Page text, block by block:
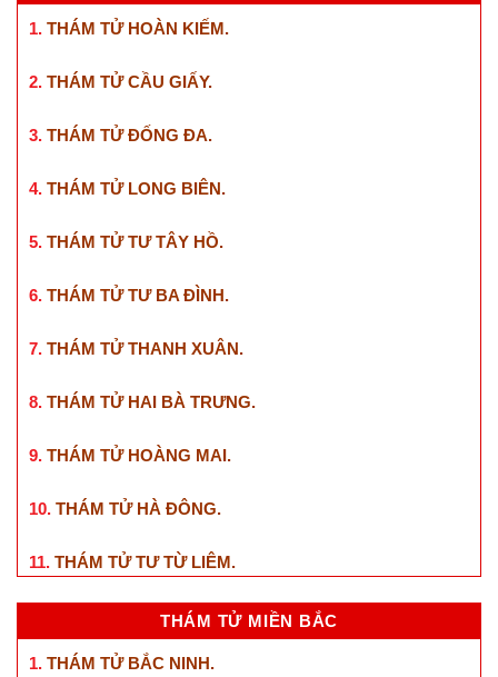
1. THÁM TỬ HOÀN KIẾM.
2. THÁM TỬ CẦU GIẤY.
3. THÁM TỬ ĐỐNG ĐA.
4. THÁM TỬ LONG BIÊN.
5. THÁM TỬ TƯ TÂY HỒ.
6. THÁM TỬ TƯ BA ĐÌNH.
7. THÁM TỬ THANH XUÂN.
8. THÁM TỬ HAI BÀ TRƯNG.
9. THÁM TỬ HOÀNG MAI.
10. THÁM TỬ HÀ ĐÔNG.
11. THÁM TỬ TƯ TỪ LIÊM.
THÁM TỬ MIỀN BẮC
1. THÁM TỬ BẮC NINH.